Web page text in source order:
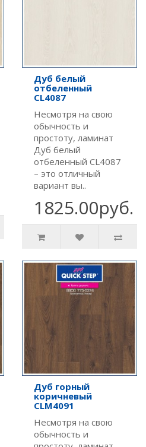
Дуб белый
отбеленный
CL4087
Несмотря на свою
обычность и
простоту, ламинат
Дуб белый
отбеленный CL4087
– это отличный
вариант вы..
1825.00руб.
Дуб горный
коричневый
CLM4091
Несмотря на свою
обычность и